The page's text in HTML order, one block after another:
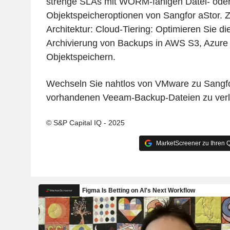
Objektspeicheroptionen von Sangfor aStor.
Architektur: Cloud-Tiering: Optimieren Sie
Archivierung von Backups in AWS S3,
Objektspeichern.
Wechseln Sie nahtlos von VMware zu
vorhandenen Veeam-Backup-Dateien zu
© S&P Capital IQ - 2025
MarketScreener zu Ihren